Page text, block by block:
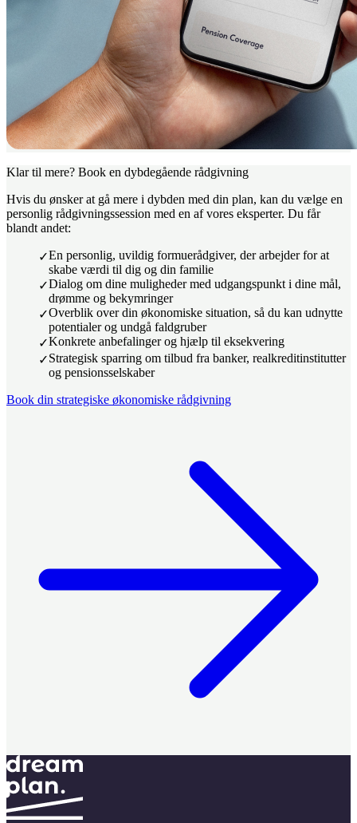
Klar til mere? Book en dybdegående rådgivning
Hvis du ønsker at gå mere i dybden med din plan, kan du vælge en
personlig rådgivningssession med en af vores eksperter. Du får
blandt andet:
En personlig, uvildig formuerådgiver, der arbejder for at
skabe værdi til dig og din familie
Dialog om dine muligheder med udgangspunkt i dine mål,
drømme og bekymringer
Overblik over din økonomiske situation, så du kan udnytte
potentialer og undgå faldgruber
Konkrete anbefalinger og hjælp til eksekvering
Strategisk sparring om tilbud fra banker, realkreditinstitutter
og pensionsselskaber
Book din strategiske økonomiske rådgivning